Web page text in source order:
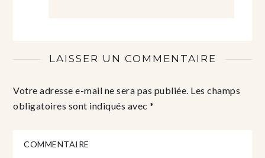
LAISSER UN COMMENTAIRE
Votre adresse e-mail ne sera pas publiée. Les champs
obligatoires sont indiqués avec*